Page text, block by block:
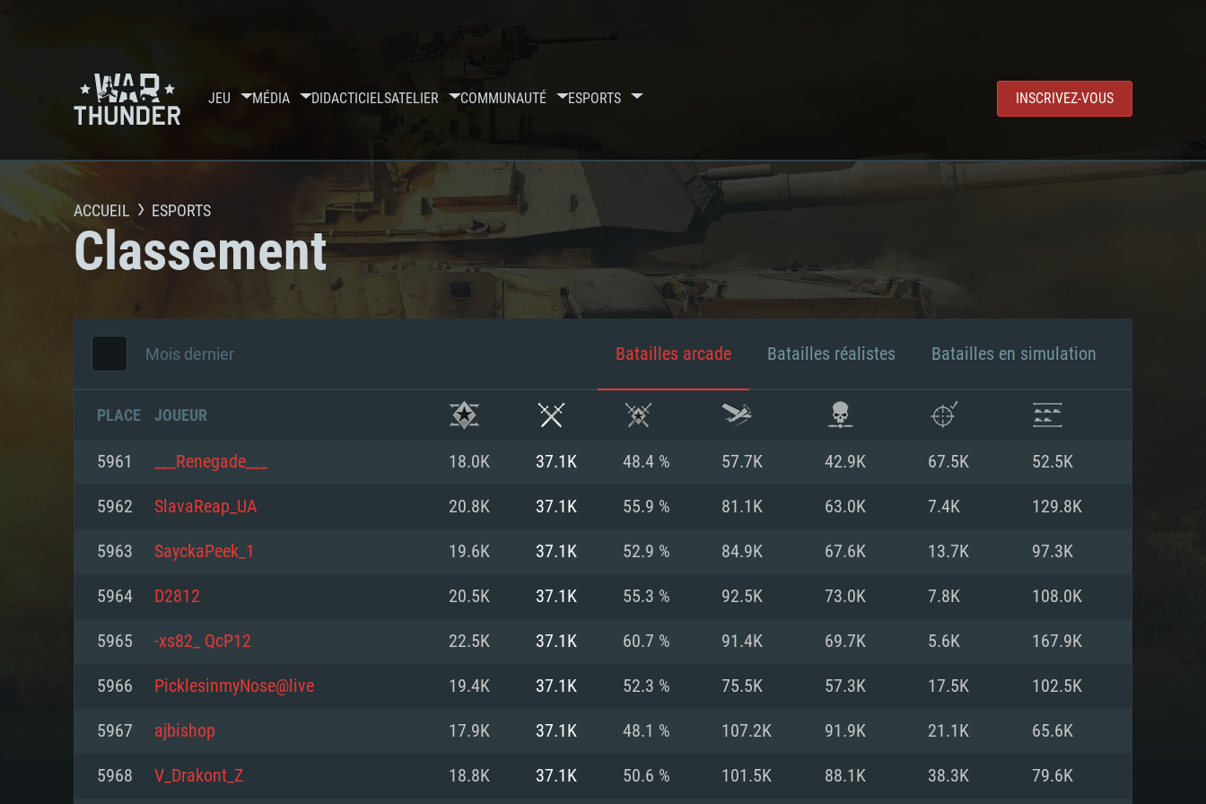
JEU MÉDIA DIDACTICIELSATELIER COMMUNAUTÉ ESPORTS INSCRIVEZ-VOUS
CONFIGURATION SYSTÈME REQUISE
ACCUEIL ESPORTS
Classement
Mois dernier Batailles arcade Batailles réalistes Batailles en simulation
PLACE JOUEUR
5961 ___Renegade___ 18.0K 37.1K 48.4 % 57.7K 42.9K 67.5K 52.5K
5962 SlavaReap_UA 20.8K 37.1K 55.9 % 81.1K 63.0K 7.4K 129.8K
5963 SayckaPeek_1 19.6K 37.1K 52.9 % 84.9K 67.6K 13.7K 97.3K
5964 D2812 20.5K 37.1K 55.3 % 92.5K 73.0K 7.8K 108.0K
5965 -xs82_ QcP12 22.5K 37.1K 60.7 % 91.4K 69.7K 5.6K 167.9K
5966 PicklesinmyNose@live 19.4K 37.1K 52.3 % 75.5K 57.3K 17.5K 102.5K
5967 ajbishop 17.9K 37.1K 48.1 % 107.2K 91.9K 21.1K 65.6K
5968 V_Drakont_Z 18.8K 37.1K 50.6 % 101.5K 88.1K 38.3K 79.6K